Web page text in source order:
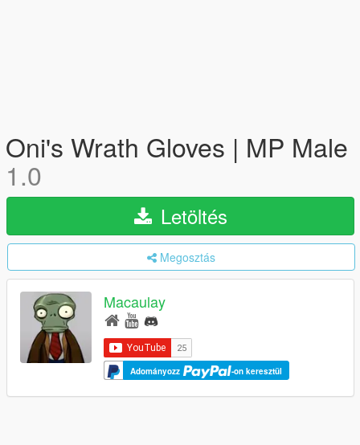
Oni's Wrath Gloves | MP Male
1.0
Letöltés
Megosztás
Macaulay
Adományozz -on keresztül